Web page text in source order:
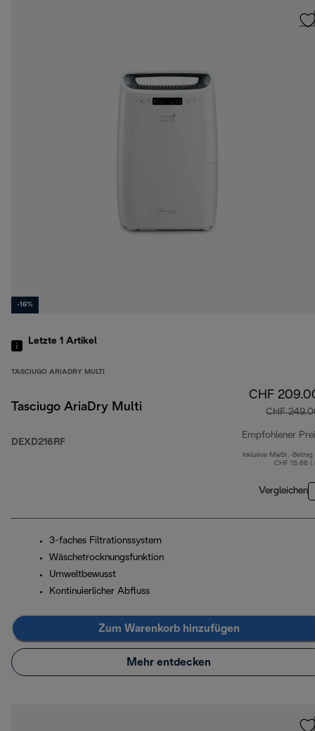
-16%
Letzte 1 Artikel
TASCIUGO ARIADRY MULTI
Tasciugo AriaDry Multi
DEXD216RF
CHF
CHF
Empfohlener
Inklusive MwSt.-Betrag
CHF 15.66 (
Vergleichen
3-faches Filtrationssystem
Wäschetrocknungsfunktion
Umweltbewusst
Kontinuierlicher Abfluss
Zum Warenkorb hinzufügen
Mehr entdecken